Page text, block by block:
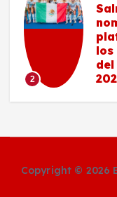
2
los
del
Copyright © 2026